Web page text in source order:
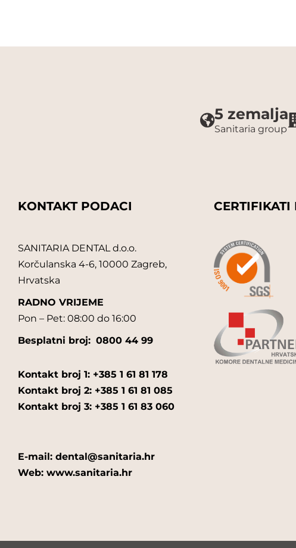
5 zemalja
Sanitaria group
KONTAKT PODACI
SANITARIA DENTAL d.o.o.
Korčulanska 4-6, 10000 Zagreb,
Hrvatska
RADNO VRIJEME
Pon – Pet: 08:00 do 16:00
Besplatni broj: 0800 44 99
Kontakt broj 1: +385 1 61 81 178
Kontakt broj 2: +385 1 61 81 085
Kontakt broj 3: +385 1 61 83 060
E-mail: dental@sanitaria.hr
Web: www.sanitaria.hr
CERTIFIKATI